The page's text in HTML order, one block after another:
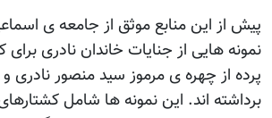
پیش از این منابع موثق از جامعه ی
نمونه هایی از جنایات خاندان نادری
پرده از چهره ی مرموز سید منصور نادری
برداشته اند. این نمونه ها شامل